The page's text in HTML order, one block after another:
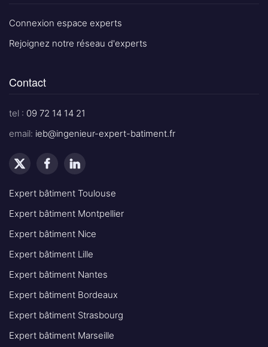
Connexion espace experts
Rejoignez notre réseau d'experts
Contact
tel : 09 72 14 14 21
email: ieb@ingenieur-expert-batiment.fr
Expert bâtiment Toulouse
Expert bâtiment Montpellier
Expert bâtiment Nice
Expert bâtiment Lille
Expert bâtiment Nantes
Expert bâtiment Bordeaux
Expert bâtiment Strasbourg
Expert bâtiment Marseille